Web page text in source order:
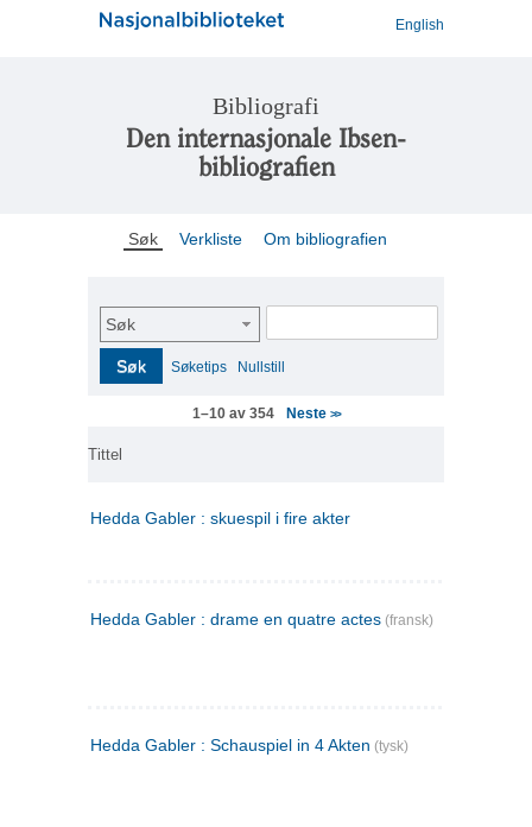
English
Bibliografi
Den internasjonale Ibsen-
bibliografien
Søk Verkliste Om bibliografien
Søk
Søk Søketips Nullstill
1–10 av 354 Neste >>
Tittel
Hedda Gabler : skuespil i fire akter
Hedda Gabler : drame en quatre actes (fransk)
Hedda Gabler : Schauspiel in 4 Akten (tysk)